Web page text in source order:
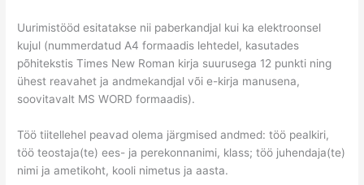
Uurimistööd esitatakse nii paberkandjal kui ka elektroonsel
kujul (nummerdatud A4 formaadis lehtedel, kasutades
põhitekstis Times New Roman kirja suurusega 12 punkti ning
ühest reavahet ja andmekandjal või e-kirja manusena,
soovitavalt MS WORD formaadis).
Töö tiitellehel peavad olema järgmised andmed: töö pealkiri,
töö teostaja(te) ees- ja perekonnanimi, klass; töö juhendaja(te)
nimi ja ametikoht, kooli nimetus ja aasta.